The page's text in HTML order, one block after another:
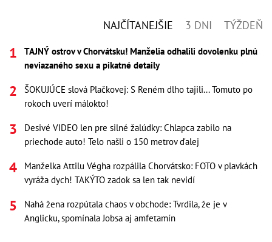
NAJČÍTANEJŠIE 3 DNI TÝŽDEŇ
TAJNÝ ostrov v Chorvátsku! Manželia odhalili dovolenku plnú
neviazaného sexu a pikatné detaily
ŠOKUJÚCE slová Plačkovej: S Reném dlho tajili... Tomuto po
rokoch uverí málokto!
Desivé VIDEO len pre silné žalúdky: Chlapca zabilo na
priechode auto! Telo našli o 150 metrov ďalej
Manželka Attilu Végha rozpálila Chorvátsko: FOTO v plavkách
vyráža dych! TAKÝTO zadok sa len tak nevidí
Nahá žena rozpútala chaos v obchode: Tvrdila, že je v
Anglicku, spomínala Jobsa aj amfetamín